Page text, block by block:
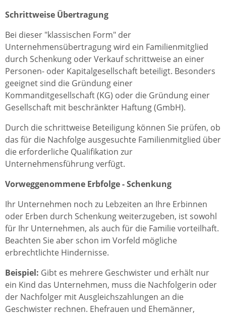
Schrittweise Übertragung
Bei dieser "klassischen Form" der
Unternehmensübertragung wird ein Familienmitglied
durch Schenkung oder Verkauf schrittweise an einer
Personen- oder Kapitalgesellschaft beteiligt. Besonders
geeignet sind die Gründung einer
Kommanditgesellschaft (KG) oder die Gründung einer
Gesellschaft mit beschränkter Haftung (GmbH).
Durch die schrittweise Beteiligung können Sie prüfen, ob
das für die Nachfolge ausgesuchte Familienmitglied über
die erforderliche Qualifikation zur
Unternehmensführung verfügt.
Vorweggenommene Erbfolge - Schenkung
Ihr Unternehmen noch zu Lebzeiten an Ihre Erbinnen
oder Erben durch Schenkung weiterzugeben, ist sowohl
für Ihr Unternehmen, als auch für die Familie vorteilhaft.
Beachten Sie aber schon im Vorfeld mögliche
erbrechtlichte Hindernisse.
Beispiel: Gibt es mehrere Geschwister und erhält nur
ein Kind das Unternehmen, muss die Nachfolgerin oder
der Nachfolger mit Ausgleichszahlungen an die
Geschwister rechnen. Ehefrauen und Ehemänner,